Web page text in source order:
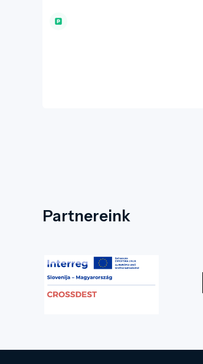
Partnereink